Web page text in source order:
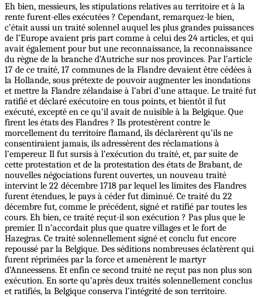
Eh bien, messieurs, les stipulations relatives au territoire et à la
rente furent-elles exécutées ? Cependant, remarquez-le bien,
c’était aussi un traité solennel auquel les plus grandes puissances
de l’Europe avaient pris part comme à celui des 24 articles, et qui
avait également pour but une reconnaissance, la reconnaissance
du règne de la branche d’Autriche sur nos provinces. Par l’article
17 de ce traité, 17 communes de la Flandre devaient être cédées à
la Hollande, sous prétexte de pouvoir augmenter les inondations
et mettre la Flandre zélandaise à l’abri d’une attaque. Le traité fut
ratifié et déclaré exécutoire en tous points, et bientôt il fut
exécuté, excepté en ce qu’il avait de nuisible à la Belgique. Que
firent les états des Flandres ? Ils protestèrent contre le
morcellement du territoire flamand, ils déclarèrent qu’ils ne
consentiraient jamais, ils adressèrent des réclamations à
l’empereur. Il fut sursis à l’exécution du traité, et, par suite de
cette protestation et de la protestation des états de Brabant, de
nouvelles négociations furent ouvertes, un nouveau traité
intervint le 22 décembre 1718 par lequel les limites des Flandres
furent étendues, le pays à céder fut diminué. Ce traité du 22
décembre fut, comme le précédent, signé et ratifié par toutes les
cours. Eh bien, ce traité reçut-il son exécution ? Pas plus que le
premier. Il n’accordait plus que quatre villages et le fort de
Hazegras. Ce traité solennellement signé et conclu fut encore
repoussé par la Belgique. Des séditions nombreuses éclatèrent qui
furent réprimées par la force et amenèrent le martyr
d’Anneessens. Et enfin ce second traité ne reçut pas non plus son
exécution. En sorte qu’après deux traités solennellement conclus
et ratifiés, la Belgique conserva l’intégrité de son territoire.